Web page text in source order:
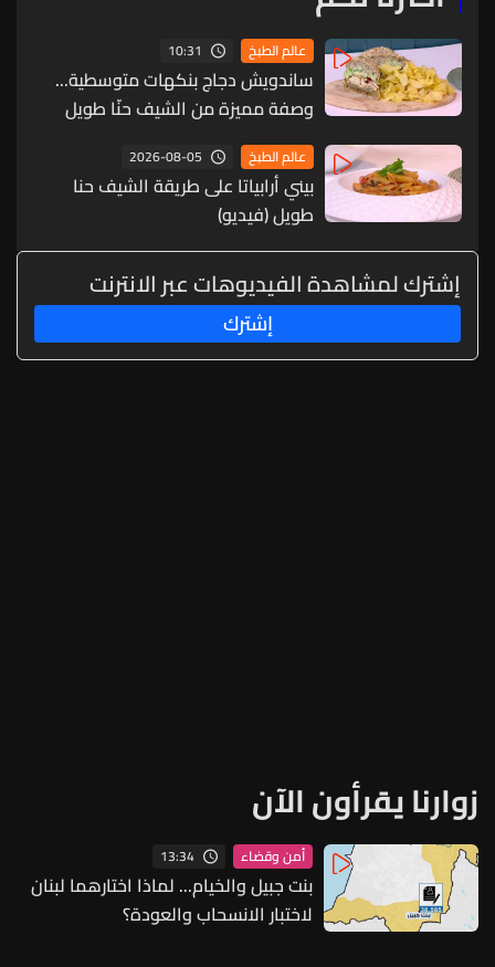
عالم الطبخ 10:31
ساندويش دجاج بنكهات متوسطية...
وصفة مميزة من الشيف حنّا طويل
(فيديو)
عالم الطبخ 2026-08-05
بيني أرابياتا على طريقة الشيف حنا
طويل (فيديو)
إشترك لمشاهدة الفيديوهات عبر الانترنت
إشترك
زوارنا يقرأون الآن
أمن وقضاء 13:34
بنت جبيل والخيام... لماذا اختارهما لبنان
لاختبار الانسحاب والعودة؟